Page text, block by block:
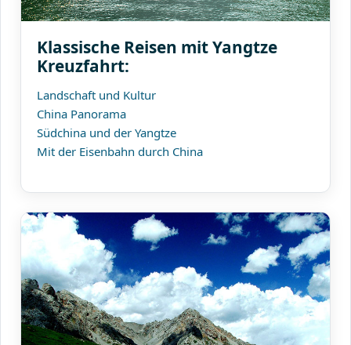
Klassische Reisen mit Yangtze
Kreuzfahrt:
Landschaft und Kultur
China Panorama
Südchina und der Yangtze
Mit der Eisenbahn durch China